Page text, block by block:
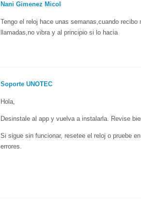
Nani Gimenez Micol
Tengo el reloj hace unas semanas,cuando recibo
llamadas,no vibra y al principio si lo hacia
Soporte UNOTEC
Hola,
Desinstale al app y vuelva a instalarla. Revise
Si sigue sin funcionar, resetee el reloj o pruebe
errores.